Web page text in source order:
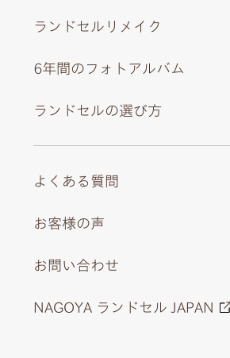
ランドセルリメイク
6年間のフォトアルバム
ランドセルの選び方
よくある質問
お客様の声
お問い合わせ
NAGOYA ランドセル JAPAN